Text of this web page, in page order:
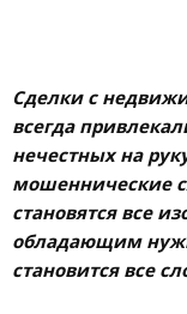
Сделки с
всегда
нечестных на
мошеннические
становятся все
обладающим
становится все